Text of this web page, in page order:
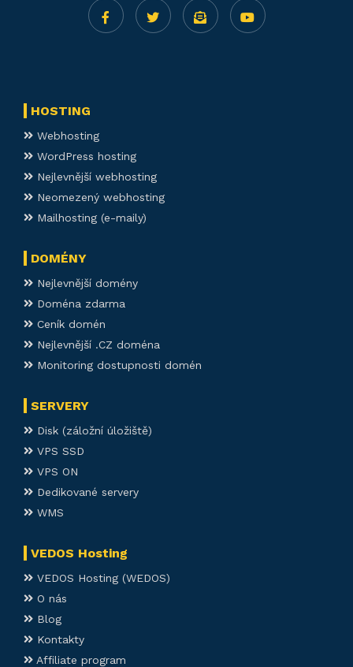
HOSTING
Webhosting
WordPress hosting
Nejlevnější webhosting
Neomezený webhosting
Mailhosting (e-maily)
DOMÉNY
Nejlevnější domény
Doména zdarma
Ceník domén
Nejlevnější .CZ doména
Monitoring dostupnosti domén
SERVERY
Disk (záložní úložiště)
VPS SSD
VPS ON
Dedikované servery
WMS
VEDOS Hosting
VEDOS Hosting (WEDOS)
O nás
Blog
Kontakty
Affiliate program